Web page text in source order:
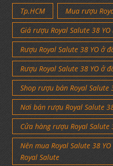
Tp.HCM
Mua rượu
Giá rượu Royal Salute 38
Rượu Royal Salute 38 YO ở
Rượu Royal Salute 38 YO ở
Shop rượu bán Royal Salute
Nơi bán rượu Royal Salute
Cửa hàng rượu Royal Salute
Nên mua Royal Salute 38
Royal Salute